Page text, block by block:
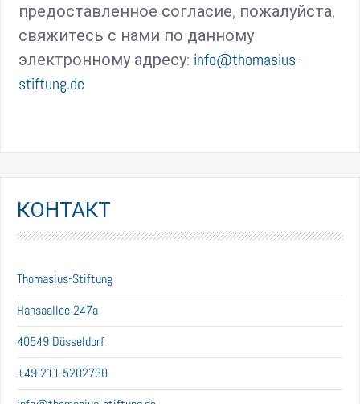
предоставленное согласие, пожалуйста,
свяжитесь с нами по данному
электронному адресу: info@thomasius-
stiftung.de
КОНТАКТ
Thomasius-Stiftung
Hansaallee 247a
40549 Düsseldorf
+49 211 5202730